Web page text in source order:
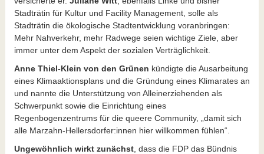
Stadträtin für Kultur und Facility Management, solle als
Stadträtin die ökologische Stadtentwicklung voranbringen:
Mehr Nahverkehr, mehr Radwege seien wichtige Ziele, aber
immer unter dem Aspekt der sozialen Verträglichkeit.
Anne Thiel-Klein von den Grünen kündigte die Ausarbeitung
eines Klimaaktionsplans und die Gründung eines Klimarates an
und nannte die Unterstützung von Alleinerziehenden als
Schwerpunkt sowie die Einrichtung eines
Regenbogenzentrums für die queere Community, „damit sich
alle Marzahn-Hellersdorfer:innen hier willkommen fühlen“.
Ungewöhnlich wirkt zunächst, dass die FDP das Bündnis